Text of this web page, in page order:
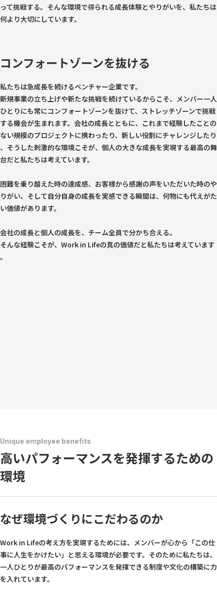
って挑戦する。そんな環境で得られる成長体験とやりがいを、私たちは
何より大切にしています。
コンフォートゾーンを抜ける
私たちは急成長を続けるベンチャー企業です。
新規事業の立ち上げや新たな挑戦を続けているからこそ、メンバー一人
ひとりにも常にコンフォートゾーンを抜けて、ストレッチゾーンで挑戦
する機会が生まれます。会社の成長とともに、これまで経験したことの
ない規模のプロジェクトに携わったり、新しい役割にチャレンジしたり
、そうした刺激的な環境こそが、個人の大きな成長を実現する最高の舞
台だと私たちは考えています。
困難を乗り越えた時の達成感、お客様から感謝の声をいただいた時のや
りがい、そして自分自身の成長を実感できる瞬間は、何物にも代えがた
い価値があります。
会社の成長と個人の成長を、チーム全員で分かち合える。
そんな経験こそが、Work in Lifeの真の価値だと私たちは考えています
。
Unique employee benefits
高いパフォーマンスを発揮するための
環境
なぜ環境づくりにこだわるのか
Work in Lifeの考え方を実現するためには、メンバーが心から「この仕
事に人生をかけたい」と思える環境が必要です。そのために私たちは、
一人ひとりが最高のパフォーマンスを発揮できる制度や文化の構築に力
を入れています。